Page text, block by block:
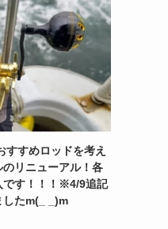
すすめロッドを考え
リニューアル！各
です！！！※4/9追記
したm(_ _)m